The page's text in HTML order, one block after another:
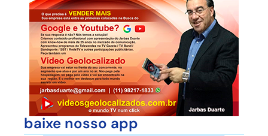
baixe nosso app